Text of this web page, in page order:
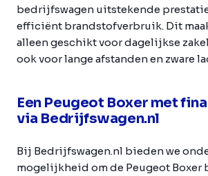
bedrijfswagen uitstekende
efficiënt brandstofverbruik. Dit
alleen geschikt voor dagelijkse
ook voor lange afstanden en zware
Een Peugeot Boxer met
via Bedrijfswagen.nl
Bij Bedrijfswagen.nl bieden we
mogelijkheid om de Peugeot Boxer